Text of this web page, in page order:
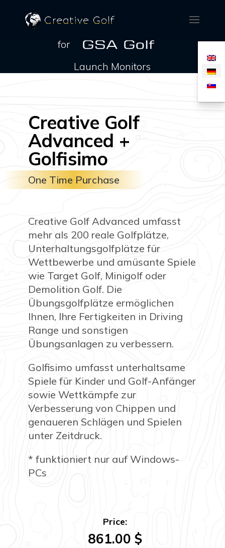
for
Launch Monitors
Creative Golf
Advanced +
Golfisimo
One Time Purchase
Creative Golf Advanced umfasst
mehr als 200 reale Golfplätze,
Unterhaltungsgolfplätze für
Wettbewerbe und amüsante Spiele
wie Target Golf, Minigolf oder
Demolition Golf. Die
Übungsgolfplätze ermöglichen
Ihnen, Ihre Fertigkeiten in Driving
Range und sonstigen
Übungsanlagen zu verbessern.
Golfisimo umfasst unterhaltsame
Spiele für Kinder und Golf-Anfänger
sowie Wettkämpfe zur
Verbesserung von Chippen und
genaueren Schlägen und Spielen
unter Zeitdruck.
* funktioniert nur auf Windows-
PCs
Price:
861.00$